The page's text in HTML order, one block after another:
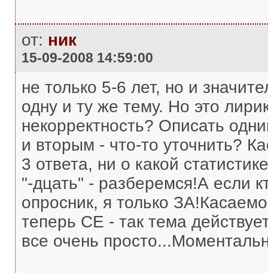
от: ник
15-09-2008 14:59:00
не только 5-6 лет, но и
одну и ту же тему. Но это
некорректность? Описать
и вторым - что-то уточнить?
3 ответа, ни о какой
"-дцать" - разберемся!А если
опросник, я только
теперь СЕ - так тема
все очень